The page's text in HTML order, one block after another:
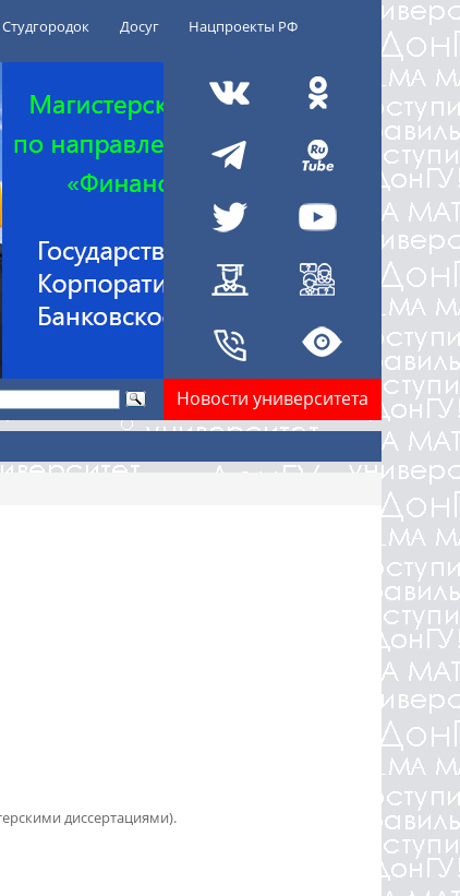
Студгородок Досуг Нацпроекты РФ
Новости университета
диссертациями).